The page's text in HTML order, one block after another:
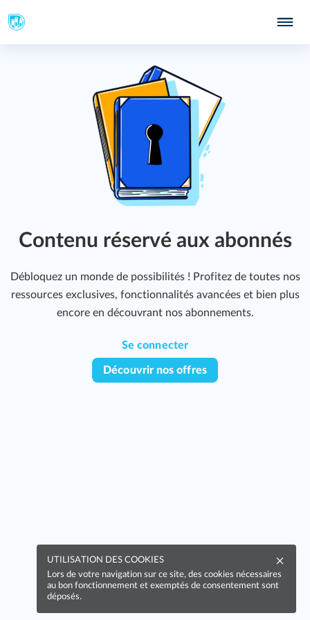
Contenu réservé aux abonnés
Débloquez un monde de possibilités ! Profitez de toutes nos
ressources exclusives, fonctionnalités avancées et bien plus
encore en découvrant nos abonnements.
Se connecter
Découvrir nos offres
UTILISATION DES COOKIES
Lors de votre navigation sur ce site, des cookies nécessaires
au bon fonctionnement et exemptés de consentement sont
déposés.